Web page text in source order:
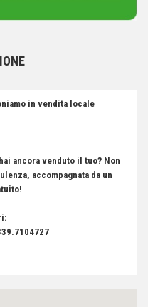
in vendita locale
ancora venduto il tuo? Non
accompagnata da un